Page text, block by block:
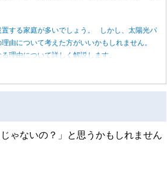
する家庭が多いでしょう。 しかし、太陽光パ
由について考えた方がいいかもしれません。
理由について詳しく解説します。
ゃないの？」と思うかもしれません